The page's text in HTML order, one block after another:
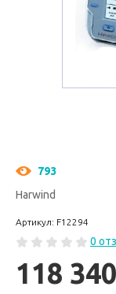
793
Harwind
Артикул: F12294
0
118 340